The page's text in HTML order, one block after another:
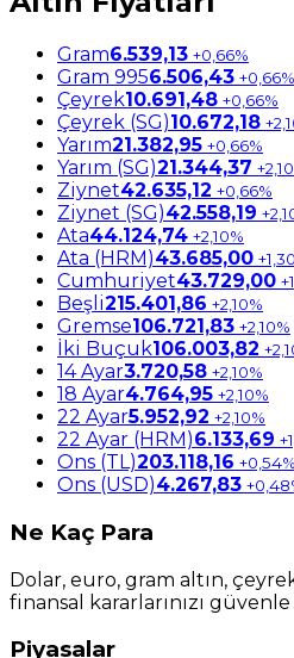
Gram6.539,13 +0,66%
Gram 9956.506,43 +0,66%
Çeyrek10.691,48 +0,66%
Çeyrek (SG)10.672,18
Yarım21.382,95 +0,66%
Yarım (SG)21.344,37
Ziynet42.635,12 +0,66%
Ziynet (SG)42.558,19
Ata44.124,74 +2,10%
Ata (HRM)43.685,00
Cumhuriyet43.729,00
Beşli215.401,86 +2,10%
Gremse106.721,83 +2,10%
İki Buçuk106.003,82
14 Ayar3.720,58 +2,10%
18 Ayar4.764,95 +2,10%
22 Ayar5.952,92 +2,10%
22 Ayar (HRM)6.133,69
Ons (TL)203.118,16 +0,54%
Ons (USD)4.267,83
Ne Kaç Para
Dolar, euro, gram altın,
finansal kararlarınızı
Piyasalar